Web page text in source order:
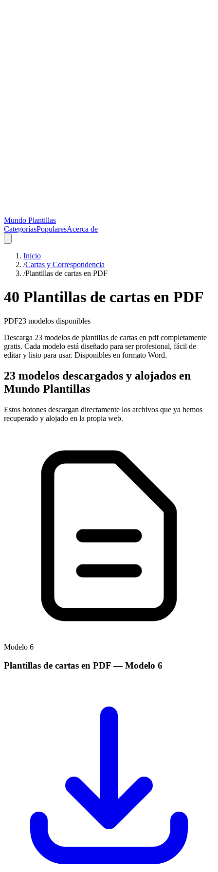
Mundo Plantillas
CategoríasPopularesAcerca de
Inicio
/Cartas y Correspondencia
/Plantillas de cartas en PDF
40 Plantillas de cartas en PDF
PDF23 modelos disponibles
Descarga 23 modelos de plantillas de cartas en pdf completamente
gratis. Cada modelo está diseñado para ser profesional, fácil de
editar y listo para usar. Disponibles en formato Word.
23 modelos descargados y alojados en
Mundo Plantillas
Estos botones descargan directamente los archivos que ya hemos
recuperado y alojado en la propia web.
Modelo 6
Plantillas de cartas en PDF— Modelo 6